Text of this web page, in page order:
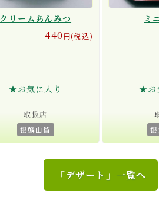
クリームあんみつ
440円(税込)
★お気に入り
取扱店
銀鱗山留
ミ
★お
「デザート」一覧へ